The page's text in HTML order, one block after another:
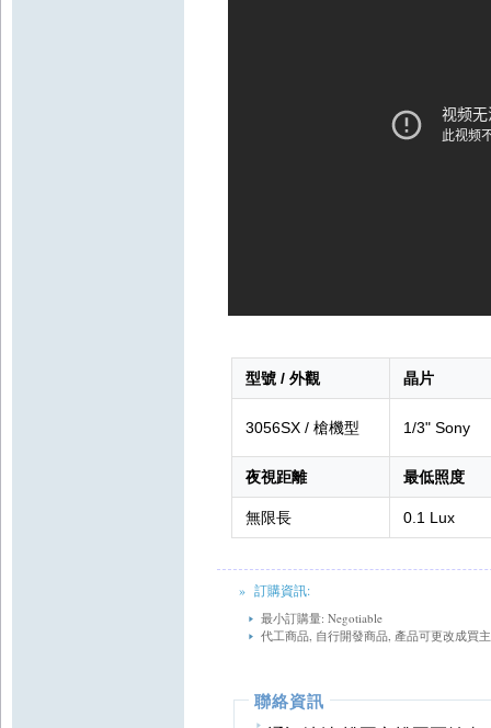
型號 / 外觀 晶片
3056SX / 槍機型 1/3" Sony
夜視距離 最低照度
無限長 0.1 Lux
» 訂購資訊:
最小訂購量: Negotiable
代工商品, 自行開發商品, 產品可更改成買
聯絡資訊